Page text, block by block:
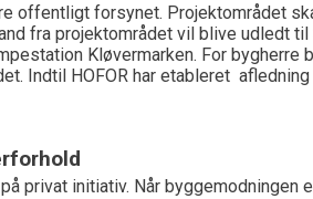
offentligt forsynet. Projektområdet
fra projektområdet vil blive udledt
Kløvermarken. For bygherre
Indtil HOFOR har etableret
privat initiativ. Når byggemodningen